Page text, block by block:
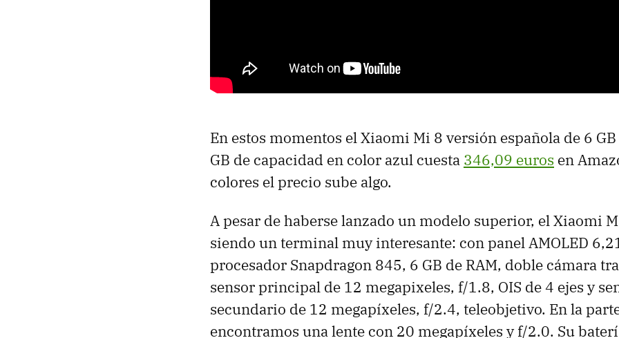
En estos momentos el Xiaomi Mi 8 versión española de 6
GB de capacidad en color azul cuesta 346,09 euros en
colores el precio sube algo.
A pesar de haberse lanzado un modelo superior, el Xiaomi
siendo un terminal muy interesante: con panel AMOLED
procesador Snapdragon 845, 6 GB de RAM, doble cámara
sensor principal de 12 megapixeles, f/1.8, OIS de 4 ejes y
secundario de 12 megapíxeles, f/2.4, teleobjetivo. En la
encontramos una lente con 20 megapíxeles y f/2.0. Su